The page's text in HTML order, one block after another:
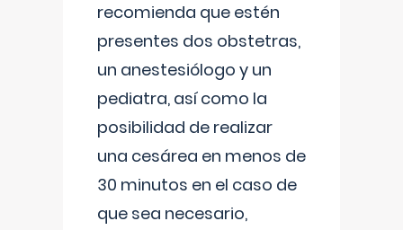
recomienda que estén
presentes dos obstetras,
un anestesiólogo y un
pediatra, así como la
posibilidad de realizar
una cesárea en menos de
30 minutos en el caso de
que sea necesario,